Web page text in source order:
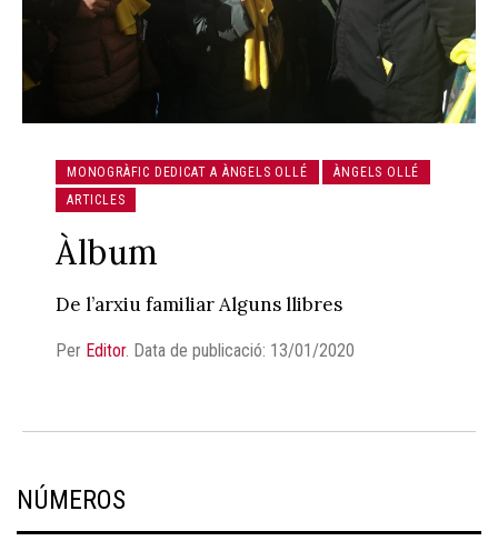
MONOGRÀFIC DEDICAT A ÀNGELS OLLÉ
ÀNGELS OLLÉ
ARTICLES
Àlbum
De l’arxiu familiar Alguns llibres
Per Editor. Data de publicació: 13/01/2020
NÚMEROS